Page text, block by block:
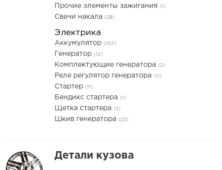
Прочие элементы зажигания (1)
Свечи накала (28)
Электрика
Аккумулятор (107)
Генератор (12)
Комплектующие генератора (2)
Реле регулятор генератора (11)
Стартер (11)
Бендикс стартера (1)
Щетка стартера (2)
Шкив генератора (22)
Детали кузова